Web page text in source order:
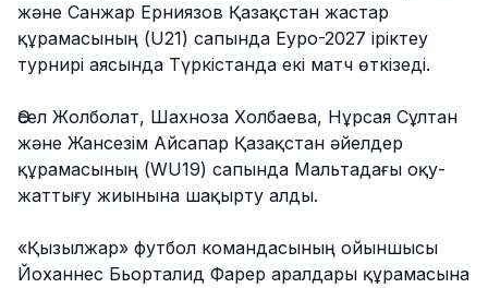
және Санжар Ерниязов Қазақстан жастар
құрамасының (U21) сапында Еуро-2027 іріктеу
турнирі аясында Түркістанда екі матч өткізеді.
Әсел Жолболат, Шахноза Холбаева, Нұрсая Сұлтан
және Жансезім Айсапар Қазақстан әйелдер
құрамасының (WU19) сапында Мальтадағы оқу-
жаттығу жиынына шақырту алды.
«Қызылжар» футбол командасының ойыншысы
Йоханнес Бьорталид Фарер аралдары құрамасына